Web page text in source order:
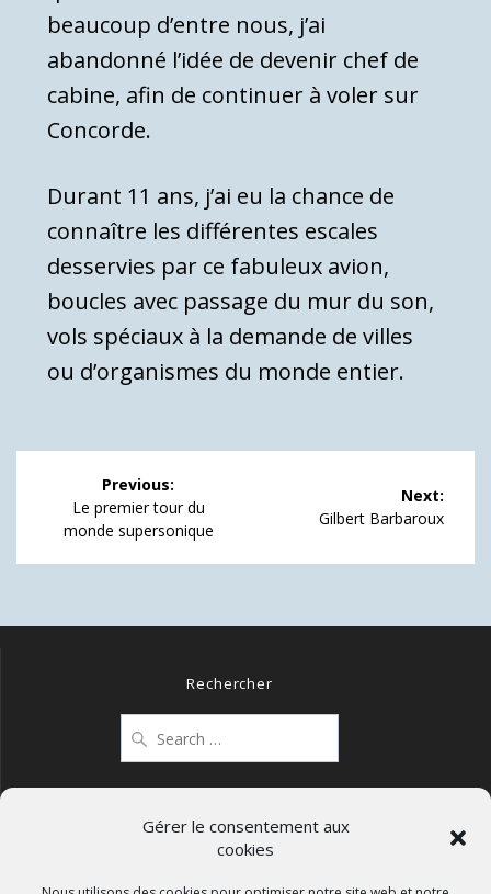
Gérer le consentement aux
cookies
beaucoup d’entre nous, j’ai
abandonné l’idée de devenir chef de
cabine, afin de continuer à voler sur
Concorde.
Durant 11 ans, j’ai eu la chance de
connaître les différentes escales
desservies par ce fabuleux avion,
boucles avec passage du mur du son,
vols spéciaux à la demande de villes
ou d’organismes du monde entier.
Navigation
l’article
Previous:
Previous
post:
Le premier tour du
monde supersonique
Next:
Next
Gilbert Barbaroux
Rechercher
for:
Mentions légales
Politique de confidentialité